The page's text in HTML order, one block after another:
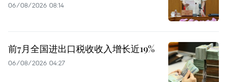
06/08/2026 08:14
前7月全国进出口税收收入增长近19%
06/08/2026 04:27